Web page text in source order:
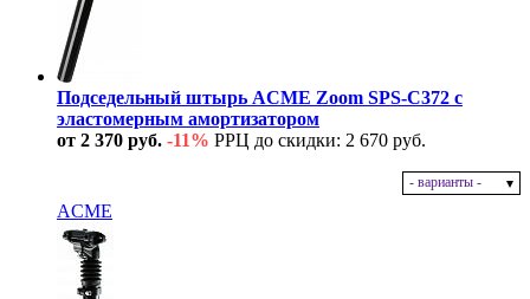
Подседельный штырь ACME Zoom SPS-C372 с
эластомерным амортизатором
от 2 370 руб. -11% РРЦ до скидки: 2 670 руб.
- варианты -
ACME